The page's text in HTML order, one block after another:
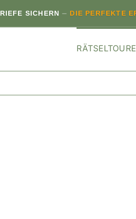
SICHERN – DIE PERFEKTE